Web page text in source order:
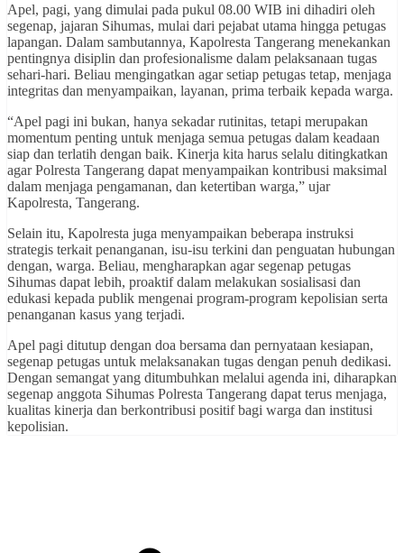
Apel, pagi, yang dimulai pada pukul 08.00 WIB ini dihadiri oleh
segenap, jajaran Sihumas, mulai dari pejabat utama hingga petugas
lapangan. Dalam sambutannya, Kapolresta Tangerang menekankan
pentingnya disiplin dan profesionalisme dalam pelaksanaan tugas
sehari-hari. Beliau mengingatkan agar setiap petugas tetap, menjaga
integritas dan menyampaikan, layanan, prima terbaik kepada warga.
“Apel pagi ini bukan, hanya sekadar rutinitas, tetapi merupakan
momentum penting untuk menjaga semua petugas dalam keadaan
siap dan terlatih dengan baik. Kinerja kita harus selalu ditingkatkan
agar Polresta Tangerang dapat menyampaikan kontribusi maksimal
dalam menjaga pengamanan, dan ketertiban warga,” ujar
Kapolresta, Tangerang.
Selain itu, Kapolresta juga menyampaikan beberapa instruksi
strategis terkait penanganan, isu-isu terkini dan penguatan hubungan
dengan, warga. Beliau, mengharapkan agar segenap petugas
Sihumas dapat lebih, proaktif dalam melakukan sosialisasi dan
edukasi kepada publik mengenai program-program kepolisian serta
penanganan kasus yang terjadi.
Apel pagi ditutup dengan doa bersama dan pernyataan kesiapan,
segenap petugas untuk melaksanakan tugas dengan penuh dedikasi.
Dengan semangat yang ditumbuhkan melalui agenda ini, diharapkan
segenap anggota Sihumas Polresta Tangerang dapat terus menjaga,
kualitas kinerja dan berkontribusi positif bagi warga dan institusi
kepolisian.